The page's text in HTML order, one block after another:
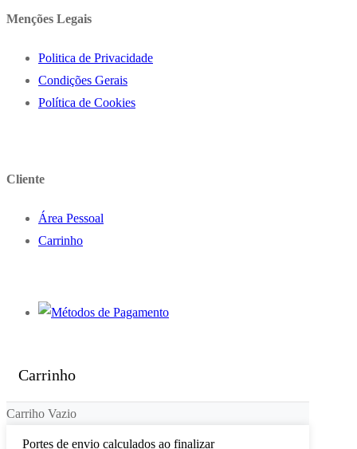
Menções Legais
Politica de Privacidade
Condições Gerais
Política de Cookies
Cliente
Área Pessoal
Carrinho
Carrinho
Carriho Vazio
Portes de envio calculados ao finalizar